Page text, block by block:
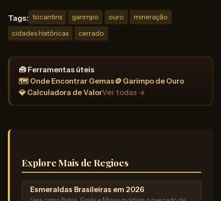
Tags: tocantins garimpo ouro mineração
cidades históricas cerrado
🧰 Ferramentas úteis
🗺️ Onde Encontrar Gemas🪙 Garimpo de Ouro
💎 Calculadora de ValorVer todas →
Explore Mais de Regioes
Esmeraldas Brasileiras em 2026